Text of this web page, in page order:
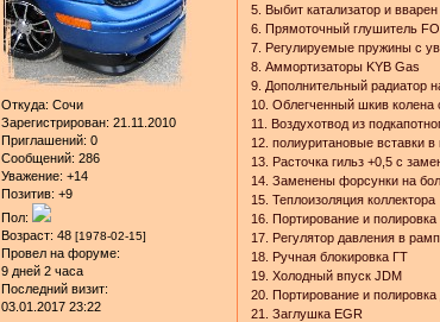
Откуда: Сочи
Зарегистрирован: 21.11.2010
Приглашений: 0
Сообщений: 286
Уважение: +14
Позитив: +9
Пол:
Возраст: 48 [1978-02-15]
Провел на форуме:
9 дней 2 часа
Последний визит:
03.01.2017 23:22
5. Выбит катализатор и вварен
6. Прямоточный глушитель
7. Регулируемые пружины с
8. Аммортизаторы KYB Gas
9. Дополнительный радиатор
10. Облегченный шкив
11. Воздухотвод из
12. полиуритановые вставки в
13. Расточка гильз +0,5 с
14. Заменены форсунки на
15. Теплоизоляция коллектора
16. Портирование и
17. Регулятор давления в
18. Ручная блокировка ГТ
19. Холодный впуск JDM
20. Портирование и полировка
21. Заглушка EGR